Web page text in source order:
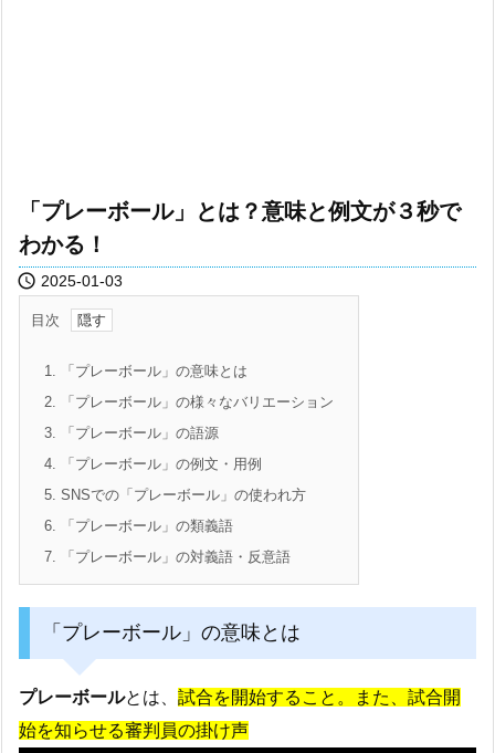
「プレーボール」とは？意味と例文が３秒で
わかる！
 2025-01-03
目次
1. 「プレーボール」の意味とは
2. 「プレーボール」の様々なバリエーション
3. 「プレーボール」の語源
4. 「プレーボール」の例文・用例
5. SNSでの「プレーボール」の使われ方
6. 「プレーボール」の類義語
7. 「プレーボール」の対義語・反意語
「プレーボール」の意味とは
プレーボールとは、 試合を開始すること。また、試合開
始を知らせる審判員の掛け声